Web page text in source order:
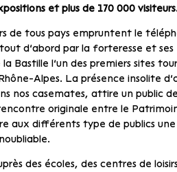
et plus de 170 000
de tous pays empruntent le
d’abord par la forteresse et ses
Bastille l’un des premiers sites
Alpes. La présence insolite
nos casemates, attire un public
originale entre le
aux différents type de publics une
des écoles, des centres de